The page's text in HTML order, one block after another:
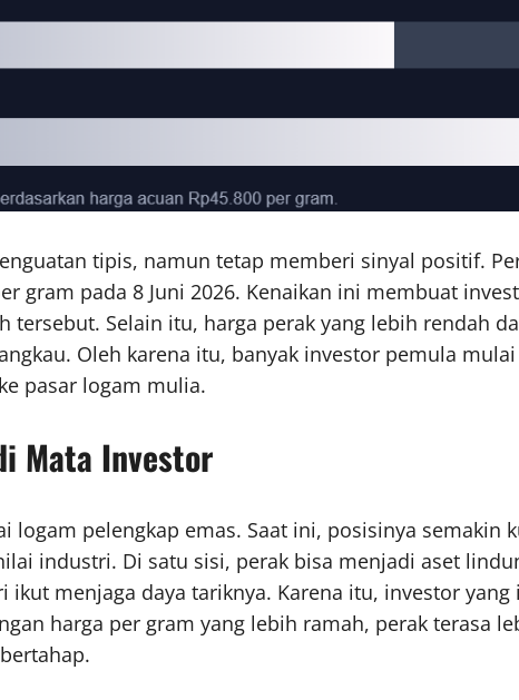
tipis, namun tetap memberi sinyal positif.
gram pada 8 Juni 2026. Kenaikan ini membuat
Selain itu, harga perak yang lebih rendah
Oleh karena itu, banyak investor pemula mulai
pasar logam mulia.
Mata Investor
logam pelengkap emas. Saat ini, posisinya semakin
industri. Di satu sisi, perak bisa menjadi aset
menjaga daya tariknya. Karena itu, investor yang
harga per gram yang lebih ramah, perak terasa